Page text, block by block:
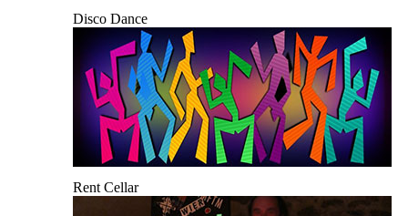
Disco Dance
Rent Cellar